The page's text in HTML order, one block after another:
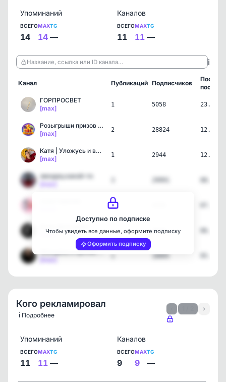
Упоминаний
ВСЕГО
14
MAX
14
TG
—
Каналов
ВСЕГО
11
MAX
11
TG
—
Название, ссылка или ID канала… ℹ️
Канал Публикаций Подписчиков
пост
ГОРПРОСВЕТ
[max]
1 5058
Розыгрыши призов в MAX
[max]
2 28824
Катя | Уложусь и вернусь!
[max]
1 2944
звездец какой-то
1
[max]
1 4636
Женщина и прочие неприят…
1 18005
Доступно по подписке
Чтобы увидеть все данные, оформите подписку
Оформить подписку
Кого рекламировал
ℹ️ Подробнее
›
Упоминаний
ВСЕГО
11
MAX
11
TG
—
Каналов
ВСЕГО
9
MAX
9
TG
—